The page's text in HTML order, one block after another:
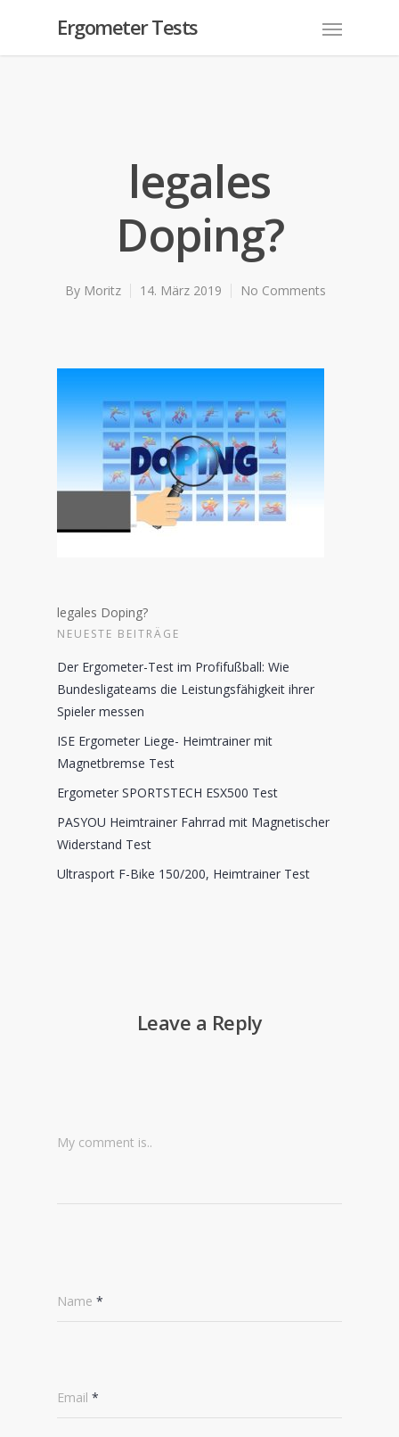
Ergometer Tests
legales
Doping?
By Moritz 14. März 2019 No Comments
legales Doping?
NEUESTE BEITRÄGE
Der Ergometer-Test im Profifußball: Wie
Bundesligateams die Leistungsfähigkeit ihrer
Spieler messen
ISE Ergometer Liege- Heimtrainer mit
Magnetbremse Test
Ergometer SPORTSTECH ESX500 Test
PASYOU Heimtrainer Fahrrad mit Magnetischer
Widerstand Test
Ultrasport F-Bike 150/200, Heimtrainer Test
Leave a Reply
My comment is..
Name *
Email *